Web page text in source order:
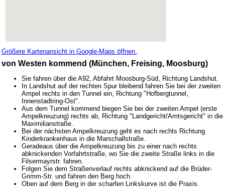
Größere Kartenansicht in Google-Maps öffnen.
von Westen kommend (München, Freising, Moosburg)
Sie fahren über die A92, Abfahrt Moosburg-Süd, Richtung Landshut.
In Landshut auf der rechten Spur bleibend fahren Sie bei der zweiten
Ampel rechts in den Tunnel ein, Richtung "Hofbergtunnel,
Innenstadtring-Ost".
Aus dem Tunnel kommend biegen Sie bei der zweiten Ampel (erste
Ampelkreuzung) rechts ab, Richtung "Landgericht/Amtsgericht" in die
Maximilianstraße.
Bei der nächsten Ampelkreuzung geht es nach rechts Richtung
Kinderkrankenhaus in die Marschallstraße.
Geradeaus über die Ampelkreuzung bis zu einer nach rechts
abknickenden Vorfahrtstraße, wo Sie die zweite Straße links in die
Filsermayrstr. fahren.
Folgen Sie dem Straßenverlauf rechts abknickend auf die Brüder-
Grimm-Str. und fahren den Berg hoch.
Oben auf dem Berg in der scharfen Linkskurve ist die Praxis.